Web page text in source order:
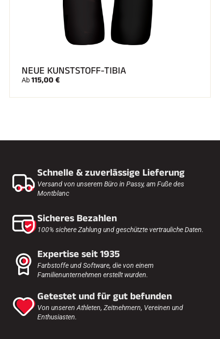
NEUE KUNSTSTOFF-TIBIA
Ab115,00 €
Schnelle & zuverlässige Lieferung
Versand von unserem Büro in Passy, am Fuße des
Montblanc
Sicheres Bezahlen
100% sichere Zahlung und geschützte vertrauliche Daten.
Expertise seit 1935
Farbstoffe und Software, die von einem
Familienunternehmen erstellt wurden.
Getestet und für gut befunden
Von unseren Athleten, Zeitnehmern, Vereinen und
Enthusiasten.